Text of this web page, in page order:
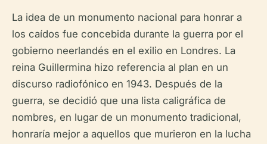
La idea de un monumento nacional para honrar a
los caídos fue concebida durante la guerra por el
gobierno neerlandés en el exilio en Londres. La
reina Guillermina hizo referencia al plan en un
discurso radiofónico en 1943. Después de la
guerra, se decidió que una lista caligráfica de
nombres, en lugar de un monumento tradicional,
honraría mejor a aquellos que murieron en la lucha